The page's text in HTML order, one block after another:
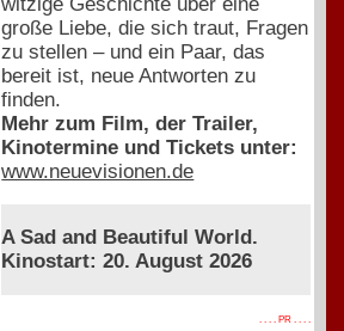
große Liebe, die sich traut, Fragen
zu stellen – und ein Paar, das
bereit ist, neue Antworten zu
finden.
Mehr zum Film, der Trailer,
Kinotermine und Tickets unter:
www.neuevisionen.de
A Sad and Beautiful World.
Kinostart: 20. August 2026
. . . . PR . . . .